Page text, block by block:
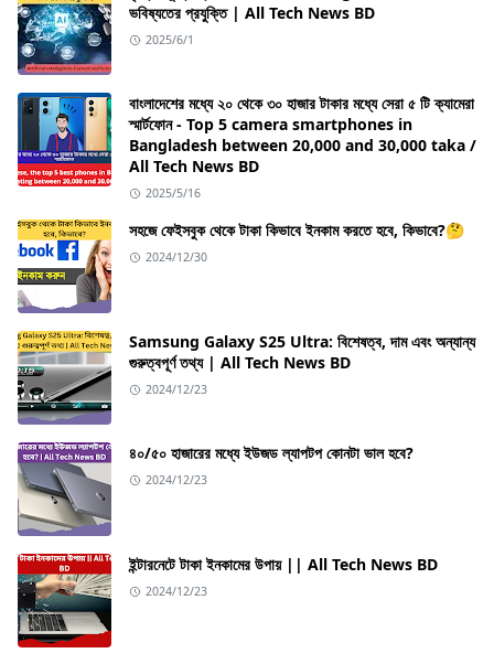
ভবিষ্যতের প্রযুক্তি | All Tech News BD
2025/6/1
বাংলাদেশের মধ্যে ২০ থেকে ৩০ হাজার টাকার মধ্যে সেরা ৫ টি ক্যামেরা
স্মার্টফোন - Top 5 camera smartphones in
Bangladesh between 20,000 and 30,000 taka /
All Tech News BD
2025/5/16
সহজে ফেইসবুক থেকে টাকা কিভাবে ইনকাম করতে হবে, কিভাবে?🤔
2024/12/30
Samsung Galaxy S25 Ultra: বিশেষত্ব, দাম এবং অন্যান্য
গুরুত্বপূর্ণ তথ্য | All Tech News BD
2024/12/23
৪০/৫০ হাজারের মধ্যে ইউজড ল্যাপটপ কোনটা ভাল হবে?
2024/12/23
ইন্টারনেটে টাকা ইনকামের উপায় || All Tech News BD
2024/12/23